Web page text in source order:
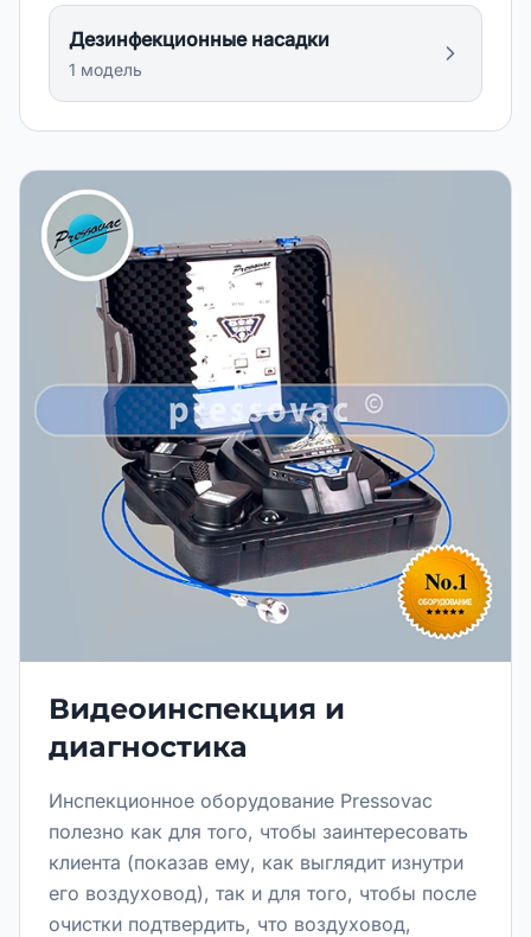
Дезинфекционные насадки
1 модель
Видеоинспекция и
диагностика
Инспекционное оборудование Pressovac
полезно как для того, чтобы заинтересовать
клиента (показав ему, как выглядит изнутри
его воздуховод), так и для того, чтобы после
очистки подтвердить, что воздуховод,